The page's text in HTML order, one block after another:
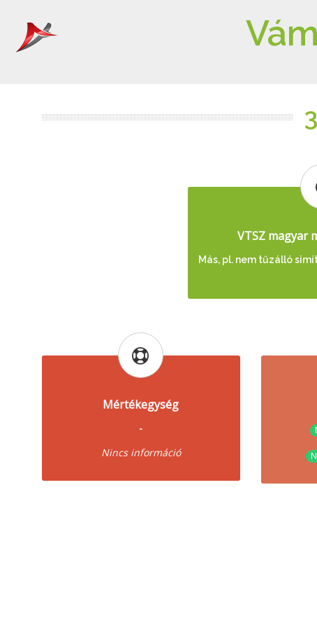
VTSZ magyar
Más, pl. nem tűzálló
Mértékegység
-
Nincs információ